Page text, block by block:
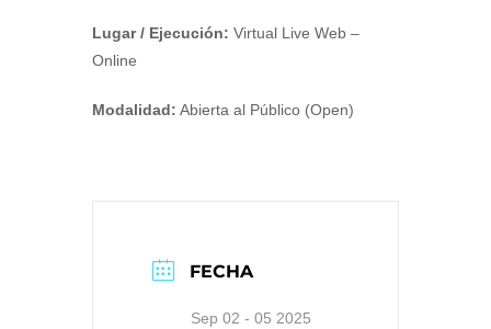
Lugar / Ejecución: Virtual Live Web –
Online
Modalidad: Abierta al Público (Open)
FECHA
Sep 02 - 05 2025